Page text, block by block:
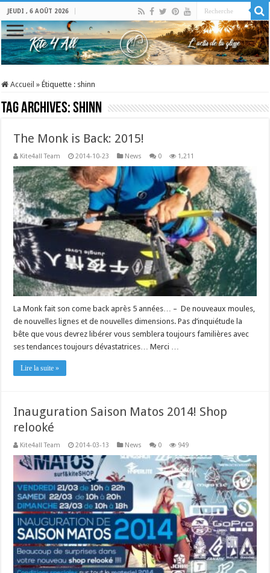
JEUDI , 6 AOÛT 2026
Accueil » Étiquette : shinn
Tag Archives:shinn
The Monk is Back: 2015!
Kite4all Team 2014-10-23 News 0 1,211
La Monk fait son come back après 5 années… – De nouveaux moules,
de nouvelles lignes et de nouvelles dimensions. Pas d’inquiétude la
bête que vous devrez libérer vous semblera toujours familières avec
ses tendances toujours dévastatrices… Merci …
Lire la suite »
Inauguration Saison Matos 2014! Shop
relooké
Kite4all Team 2014-03-13 News 0 949